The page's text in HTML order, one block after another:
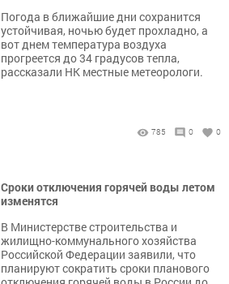
Погода в ближайшие дни сохранится
устойчивая, ночью будет прохладно, а
вот днем температура воздуха
прогреется до 34 градусов тепла,
рассказали НК местные метеорологи.
785 0 0
Сроки отключения горячей воды летом
изменятся
В Министерстве строительства и
жилищно-коммунального хозяйства
Российской Федерации заявили, что
планируют сократить сроки планового